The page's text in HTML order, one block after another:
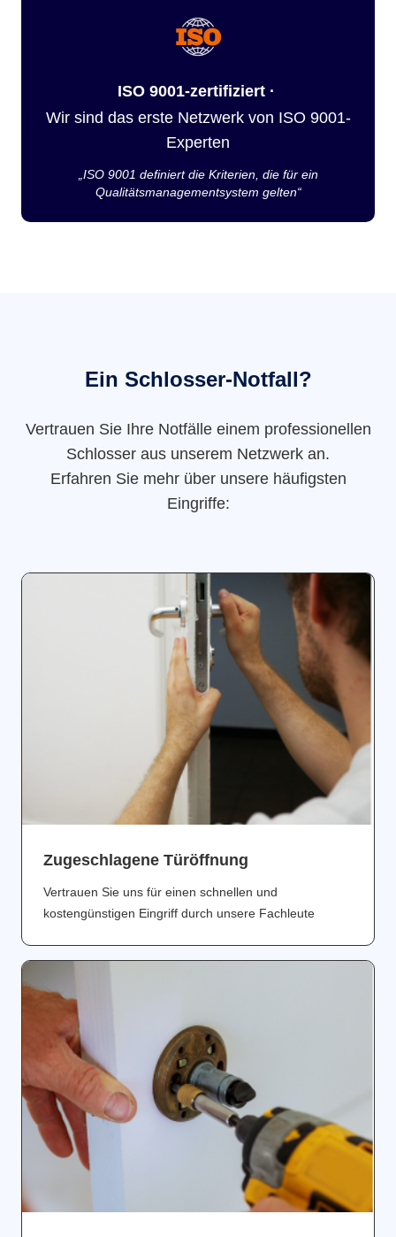
ISO 9001-zertifiziert ·
Wir sind das erste Netzwerk von ISO 9001-
Experten
„ISO 9001 definiert die Kriterien, die für ein
Qualitätsmanagementsystem gelten“
Ein Schlosser-Notfall?
Vertrauen Sie Ihre Notfälle einem professionellen
Schlosser aus unserem Netzwerk an.
Erfahren Sie mehr über unsere häufigsten
Eingriffe:
Zugeschlagene Türöffnung
Vertrauen Sie uns für einen schnellen und
kostengünstigen Eingriff durch unsere Fachleute